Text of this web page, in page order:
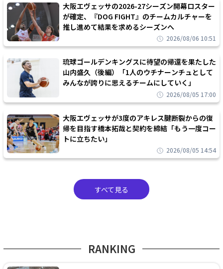
大阪エヴェッサの2026-27シーズン開幕ロスター
が確定、『DOG FIGHT』のチームカルチャーを
推し進めて結果を求めるシーズンへ
2026/08/06 10:51
琉球ゴールデンキングスに待望の帰還を果たした
山内盛久（後編）「1人のウチナーンチュとして
みんなが誇りに思えるチームにしていく」
2026/08/05 17:00
大阪エヴェッサが3度のアキレス腱断裂からの復
帰を目指す橋本拓哉と契約を締結「もう一度コー
トに立ちたい」
2026/08/05 14:54
すべて見る
RANKING